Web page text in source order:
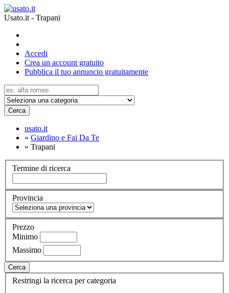
Usato.it - Trapani
Accedi
Crea un account gratuito
Pubblica il tuo annuncio gratuitamente
Cerca
usato.it
» Giardino e Fai Da Te
» Trapani
Termine di ricerca
Provincia
Prezzo
Minimo
Massimo
Cerca
Restringi la ricerca per categoria